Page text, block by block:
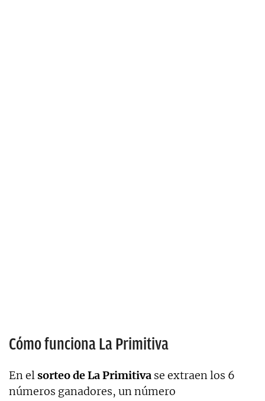
Cómo funciona La Primitiva
En elsorteo de La Primitiva se extraen los 6
números ganadores, un número